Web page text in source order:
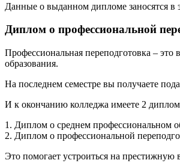
Данные о выданном дипломе заносятся в
Диплом о профессиональной
Профессиональная переподготовка –
образования.
На последнем семестре вы получаете
И к окончанию колледжа имеете 2
1. Диплом о среднем профессиональном
2. Диплом о профессиональной
Это помогает устроиться на